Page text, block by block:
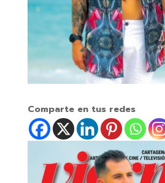
Comparte en tus redes